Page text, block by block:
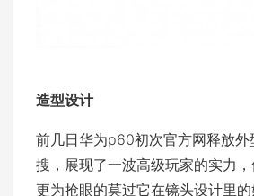
造型设计
前几日华为p60初次官方网释放外
搜，展现了一波高级玩家的实力，
更为抢眼的莫过它在镜头设计里